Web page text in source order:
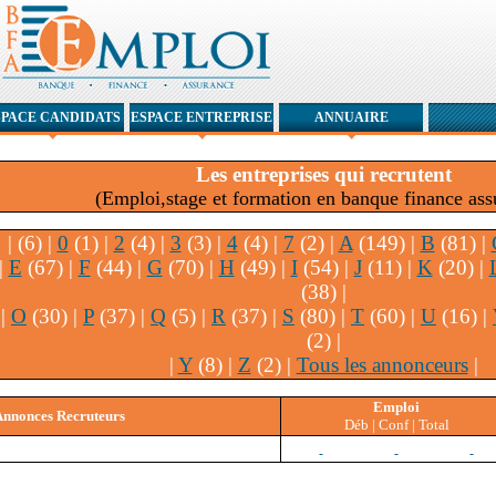
Les entreprises qui recrutent
(Emploi,stage et formation en banque finance
| (6) | 0 (1) | 2 (4) | 3 (3) | 4(4) | 7 (2) | A (149) | B (81) |
E (67) | F (44) | G (70) | H (49) | I(54) | J(11) | K (20) |
(38) |
| O (30) | P (37) | Q (5) | R (37) | S (80) | T (60) | U (16) |
(2) |
| Y(8) | Z (2) | Tous les annonceurs|
Recruteurs
Emploi
Déb | Conf | Total
CANDIDATS ESPACE ENTREPRISE ANNUAIRE